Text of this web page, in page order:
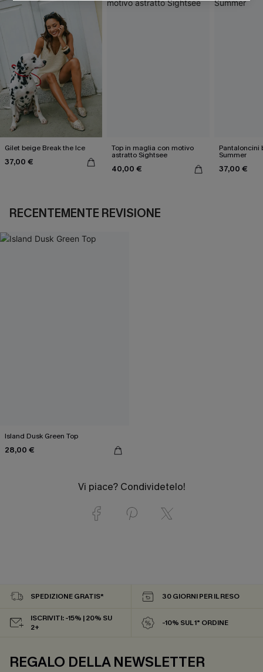
Gilet beige Break the Ice
37,00 €
Top in maglia con motivo
astratto Sightsee
40,00 €
Pantaloncini
Summer
37,00 €
RECENTEMENTE REVISIONE
Island Dusk Green Top
28,00 €
Vi piace? Condividetelo!
SPEDIZIONE GRATIS* 30 GIORNI PER IL RESO
ISCRIVITI: -15% | 20% SU
2+
-10% SUL 1° ORDINE
REGALO DELLA NEWSLETTER